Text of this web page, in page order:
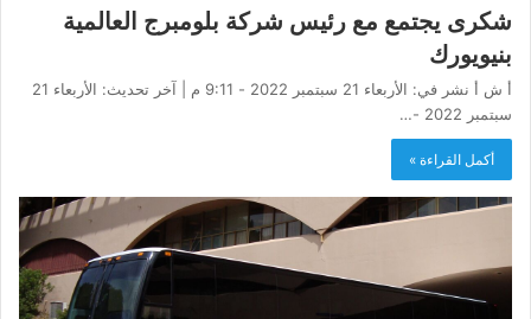
شكرى يجتمع مع رئيس شركة بلومبرج العالمية
بنيويورك
أ ش أ نشر في: الأربعاء 21 سبتمبر 2022 - 9:11 م | آخر تحديث: الأربعاء 21
سبتمبر 2022 -…
أكمل القراءة »